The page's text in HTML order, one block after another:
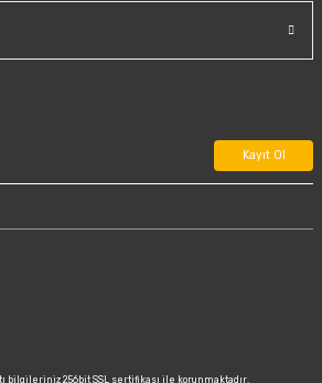
Kayıt Ol
bilgileriniz 256bit SSL sertifikası ile korunmaktadır.